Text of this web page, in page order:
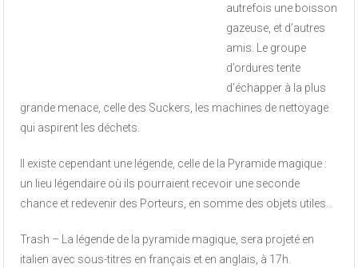
autrefois une boisson
gazeuse, et d’autres
amis. Le groupe
d’ordures tente
d’échapper à la plus
grande menace, celle des Suckers, les machines de nettoyage
qui aspirent les déchets.
Il existe cependant une légende, celle de la Pyramide magique :
un lieu légendaire où ils pourraient recevoir une seconde
chance et redevenir des Porteurs, en somme des objets utiles…
Trash – La légende de la pyramide magique, sera projeté en
italien avec sous-titres en français et en anglais, à 17h.